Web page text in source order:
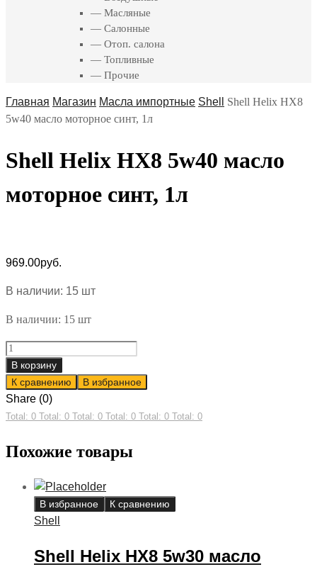
— Масляные
— Салонные
— Отоп. салона
— Топливные
— Прочие
Главная Магазин Масла импортные Shell
Shell Helix HX8
5w40 масло моторное синт, 1л
Shell Helix HX8 5w40 масло
моторное синт, 1л
969.00руб.
В наличии: 15 шт
В наличии: 15 шт
Shell
Helix
HX8
5w40
масло
синт,
quantity
В корзину
К сравнению
В избранное
Share (0)
Total: 0 Total: 0 Total: 0 Total: 0 Total: 0 Total: 0
Похожие товары
В избранное К сравнению
Shell
Shell Helix HX8 5w30 масло